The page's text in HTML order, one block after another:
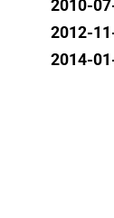
2012-
2014-